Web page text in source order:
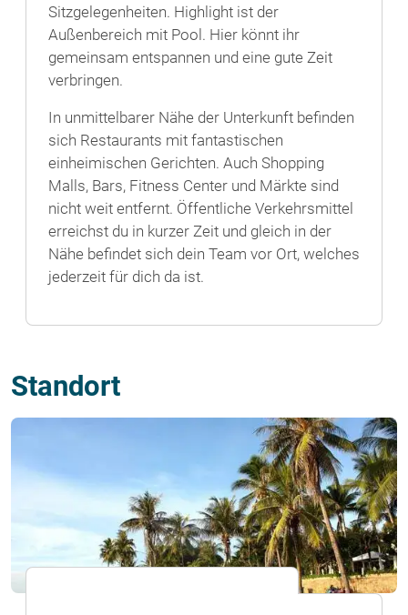
Sitzgelegenheiten. Highlight ist der
Außenbereich mit Pool. Hier könnt ihr
gemeinsam entspannen und eine gute Zeit
verbringen.
In unmittelbarer Nähe der Unterkunft befinden
sich Restaurants mit fantastischen
einheimischen Gerichten. Auch Shopping
Malls, Bars, Fitness Center und Märkte sind
nicht weit entfernt. Öffentliche Verkehrsmittel
erreichst du in kurzer Zeit und gleich in der
Nähe befindet sich dein Team vor Ort, welches
jederzeit für dich da ist.
Standort